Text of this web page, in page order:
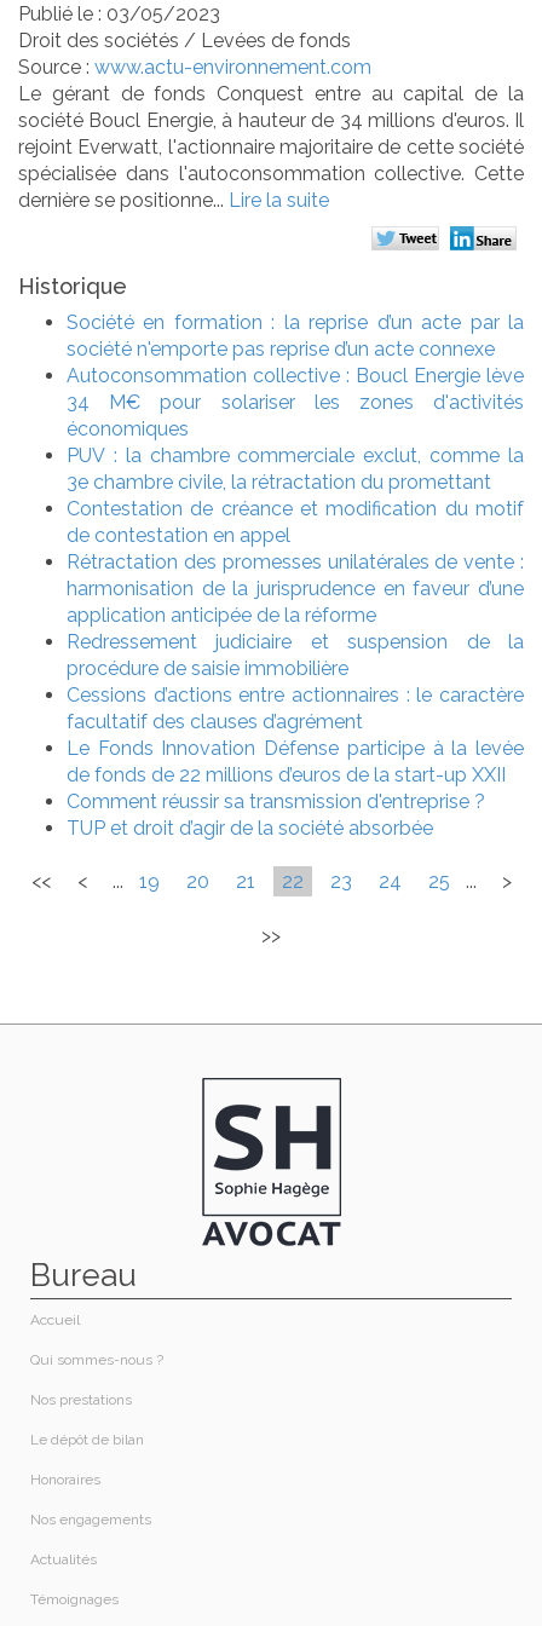
Publié le : 03/05/2023
Droit des sociétés / Levées de fonds
Source : www.actu-environnement.com
Le gérant de fonds Conquest entre au capital de la
société Boucl Energie, à hauteur de 34 millions d'euros. Il
rejoint Everwatt, l'actionnaire majoritaire de cette société
spécialisée dans l'autoconsommation collective. Cette
dernière se positionne... Lire la suite
Historique
Société en formation : la reprise d’un acte par la
société n'emporte pas reprise d’un acte connexe
Autoconsommation collective : Boucl Energie lève
34 M€ pour solariser les zones d'activités
économiques
PUV : la chambre commerciale exclut, comme la
3e chambre civile, la rétractation du promettant
Contestation de créance et modification du motif
de contestation en appel
Rétractation des promesses unilatérales de vente :
harmonisation de la jurisprudence en faveur d’une
application anticipée de la réforme
Redressement judiciaire et suspension de la
procédure de saisie immobilière
Cessions d’actions entre actionnaires : le caractère
facultatif des clauses d’agrément
Le Fonds Innovation Défense participe à la levée
de fonds de 22 millions d’euros de la start-up XXII
Comment réussir sa transmission d'entreprise ?
TUP et droit d’agir de la société absorbée
<< < ... 19 20 21 22 23 24 25 ... >
>>
Bureau
Accueil
Qui sommes-nous ?​
Nos prestations​
Le dépôt de bilan
Honoraires​
Nos engagements
Actualités
Témoignages